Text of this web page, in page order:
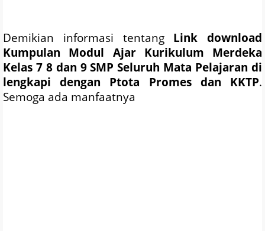
Demikian informasi tentang Link download
Kumpulan Modul Ajar Kurikulum Merdeka
Kelas 7 8 dan 9 SMP Seluruh Mata Pelajaran di
lengkapi dengan Ptota Promesdan KKTP.
Semoga ada manfaatnya